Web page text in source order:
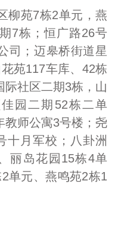
苑7栋2单元，燕
7栋；恒广路26号
司；迈皋桥街道星
苑117车库、42栋
际社区二期3栋，山
园二期52栋二单
教师公寓3号楼；尧
十月军校；八卦洲
丽岛花园15栋4单
单元、燕鸣苑2栋1